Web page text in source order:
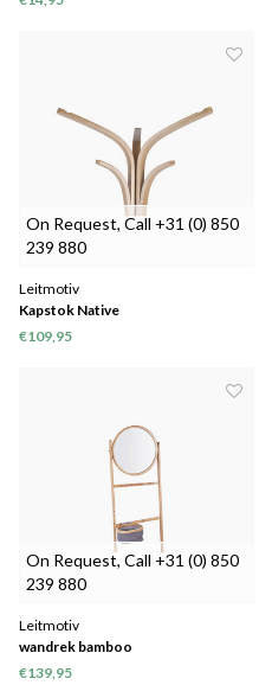
On Request, Call +31 (0) 850
239 880
Leitmotiv
Kapstok Native
€109,95
On Request, Call +31 (0) 850
239 880
Leitmotiv
wandrek bamboo
€139,95